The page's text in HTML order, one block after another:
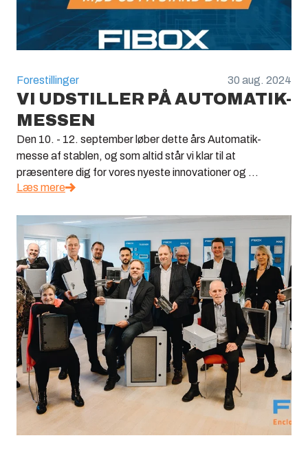
Forestillinger 30 aug. 2024
VI UDSTILLER PÅ AUTOMATIK-
MESSEN
Den 10. - 12. september løber dette års Automatik-
messe af stablen, og som altid står vi klar til at
præsentere dig for vores nyeste innovationer og ...
Læs mere